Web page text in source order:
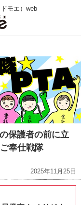
モエ）web
保護者の前に立
奉仕戦隊
2025年11月25日